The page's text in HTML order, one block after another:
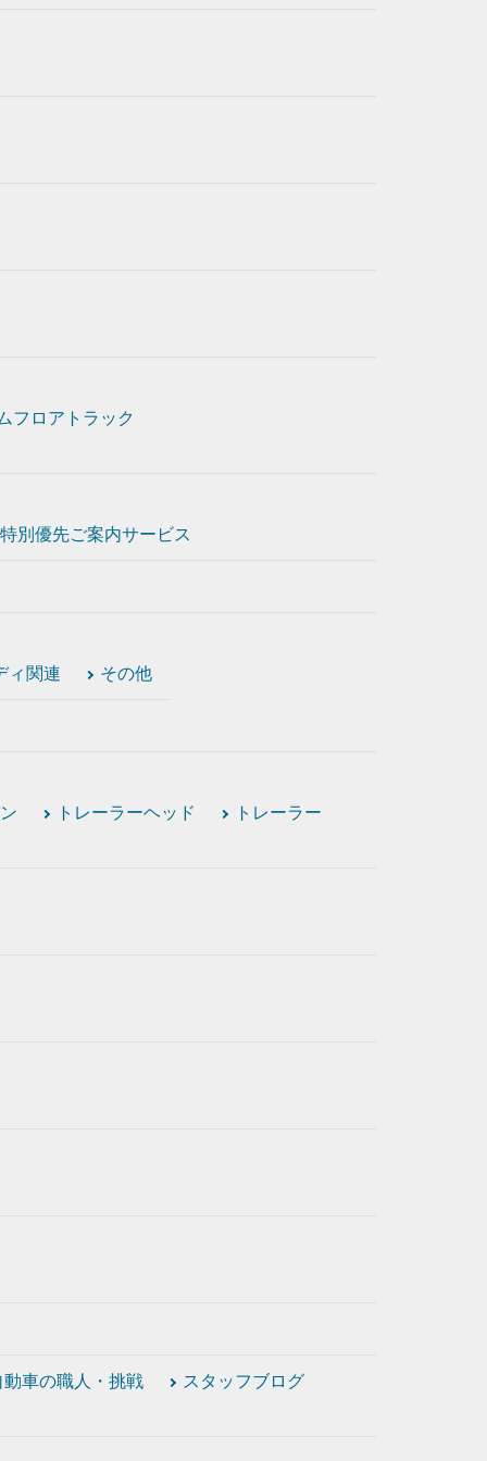
フロアトラック
特別優先ご案内サービス
ィ関連 その他
トレーラーヘッド
トレーラー
動車の職人・挑戦
スタッフブログ